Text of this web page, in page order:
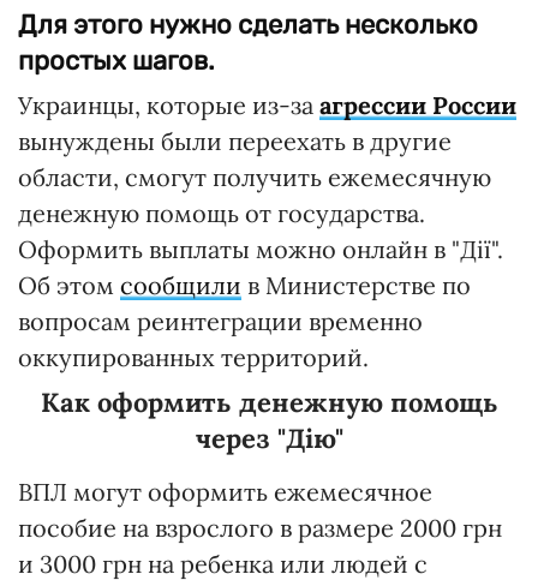
Для этого нужно сделать несколько
простых шагов.
Украинцы, которые из-за агрессии России
вынуждены были переехать в другие
области, смогут получить ежемесячную
денежную помощь от государства.
Оформить выплаты можно онлайн в "Дії".
Об этом сообщили в Министерстве по
вопросам реинтеграции временно
оккупированных территорий.
Как оформить денежную помощь
через "Дію"
ВПЛ могут оформить ежемесячное
пособие на взрослого в размере 2000 грн
и 3000 грн на ребенка или людей с